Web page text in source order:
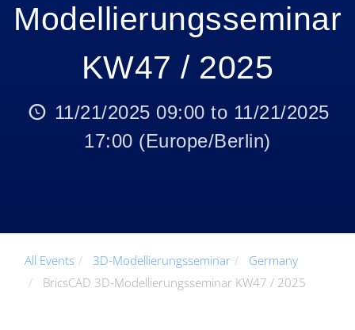
Modellierungsseminar
KW47 / 2025
11/21/2025 09:00 to 11/21/2025
17:00 (Europe/Berlin)
All Events 3D-Modellierungsseminar
Germany
BricsCAD 3D-Modellierungsseminar KW47 / 2025